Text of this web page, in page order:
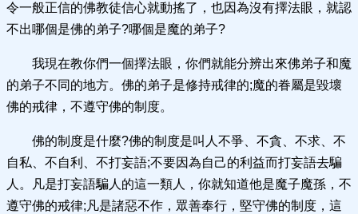
令一般正信的佛教徒信心就動搖了，也因為沒有擇法眼，就認
不出哪個是佛的弟子?哪個是魔的弟子?
我現在教你們一個擇法眼，你們就能分辨出來佛弟子和魔
的弟子不同的地方。佛的弟子是修持戒律的;魔的眷屬是毀壞
佛的戒律，不遵守佛的制度。
佛的制度是什麼?佛的制度是叫人不爭、不貪、不求、不
自私、不自利、不打妄語;不要因為自己的利益而打妄語去騙
人。凡是打妄語騙人的這一類人，你就知道他是魔子魔孫，不
遵守佛的戒律;凡是諸惡不作，眾善奉行，堅守佛的制度，這